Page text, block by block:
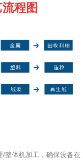
程图
整体机加工，确保设备在